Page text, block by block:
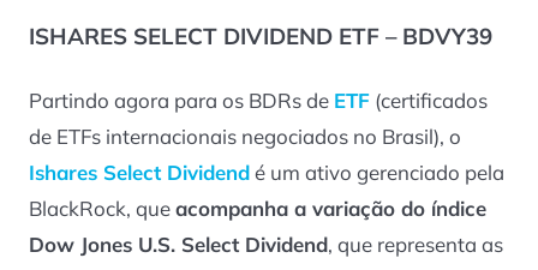
ISHARES SELECT DIVIDEND ETF – BDVY39
Partindo agora para os BDRs de ETF (certificados
de ETFs internacionais negociados no Brasil), o
Ishares Select Dividendé um ativo gerenciado pela
BlackRock, queacompanha a variação do índice
Dow Jones U.S. Select Dividend, que representa as